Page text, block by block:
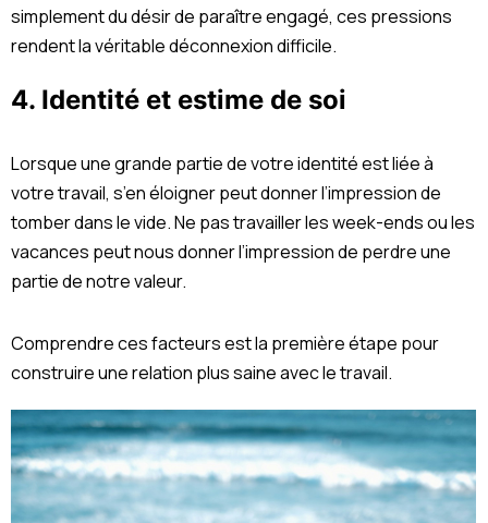
simplement du désir de paraître engagé, ces pressions
rendent la véritable déconnexion difficile.
4. Identité et estime de soi
Lorsque une grande partie de votre identité est liée à
votre travail, s’en éloigner peut donner l’impression de
tomber dans le vide. Ne pas travailler les week-ends ou les
vacances peut nous donner l’impression de perdre une
partie de notre valeur.
Comprendre ces facteurs est la première étape pour
construire une relation plus saine avec le travail.